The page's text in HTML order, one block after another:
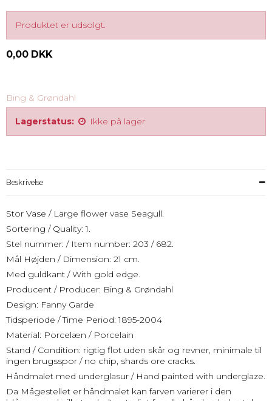
Produktet er udsolgt.
0,00 DKK
Bing & Grøndahl
Lagerstatus: Ikke på lager
Beskrivelse
Stor Vase / Large flower vase Seagull.
Sortering / Quality: 1.
Stel nummer: / Item number: 203 / 682.
Mål Højden / Dimension: 21 cm.
Med guldkant / With gold edge.
Producent / Producer: Bing & Grøndahl
Design: Fanny Garde
Tidsperiode / Time Period: 1895-2004
Material: Porcelæn / Porcelain
Stand / Condition: rigtig flot uden skår og revner, minimale til
ingen brugsspor / no chip, shards ore cracks.
Håndmalet med underglasur / Hand painted with underglaze.
Da Mågestellet er håndmalet kan farven varierer i den